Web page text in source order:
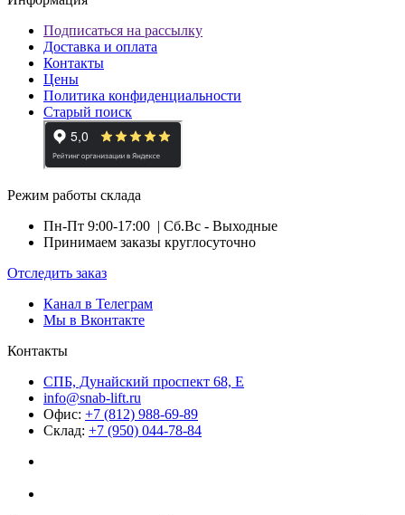
Подписаться на рассылку
Доставка и оплата
Контакты
Цены
Политика конфиденциальности
Старый поиск
Режим работы склада
Пн-Пт 9:00-17:00 | Сб.Вс - Выходные
Принимаем заказы круглосуточно
Отследить заказ
Канал в Телеграм
Мы в Вконтакте
Контакты
СПБ, Дунайский проспект 68, Е
info@snab-lift.ru
Офис: +7 (812) 988-69-89
Склад: +7 (950) 044-78-84